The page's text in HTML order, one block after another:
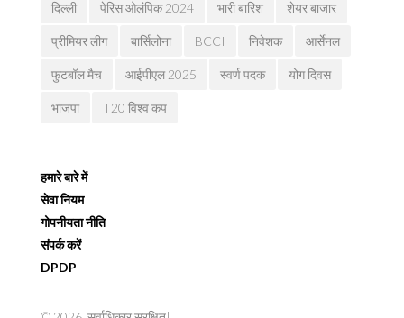
दिल्ली पेरिस ओलंपिक 2024 भारी बारिश शेयर बाजार
प्रीमियर लीग बार्सिलोना BCCI निवेशक आर्सेनल
फुटबॉल मैच आईपीएल 2025 स्वर्ण पदक योग दिवस
भाजपा T20 विश्व कप
हमारे बारे में
सेवा नियम
गोपनीयता नीति
संपर्क करें
DPDP